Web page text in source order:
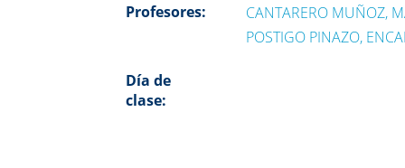
Profesores:
CANTARERO MUÑOZ,
POSTIGO PINAZO,
Día de
clase: